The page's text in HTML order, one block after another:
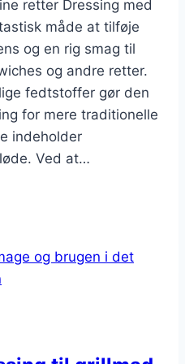
retter Dressing med
måde at tilføje
og en rig smag til
og andre retter.
fedtstoffer gør den
for mere traditionelle
indeholder
Ved at…